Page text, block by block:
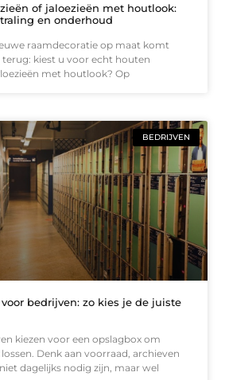
of jaloezieën met houtlook:
en onderhoud
raamdecoratie op maat komt
terug: kiest u voor echt houten
met houtlook? Op
BEDRIJVEN
bedrijven: zo kies je de juiste
kiezen voor een opslagbox om
Denk aan voorraad, archieven
dagelijks nodig zijn, maar wel